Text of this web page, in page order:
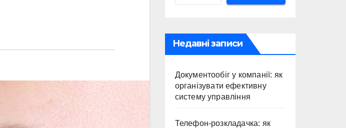
Недавні записи
Документообіг у компанії: як
організувати ефективну
систему управління
Телефон-розкладачка: як